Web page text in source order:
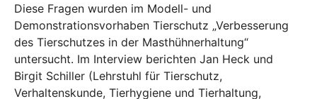
Diese Fragen wurden im Modell- und
Demonstrationsvorhaben Tierschutz „Verbesserung
des Tierschutzes in der Masthühnerhaltung“
untersucht. Im Interview berichten Jan Heck und
Birgit Schiller (Lehrstuhl für Tierschutz,
Verhaltenskunde, Tierhygiene und Tierhaltung,